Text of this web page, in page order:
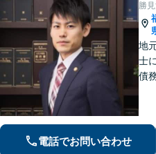
勝
地
士
債
続
電話でお問い合わせ